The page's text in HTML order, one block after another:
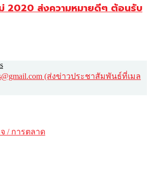
2020 ส่งความหมายดีๆ ต้อนรับ
(ส่งข่าวประชาสัมพันธ์ที่เมล
/ การตลาด